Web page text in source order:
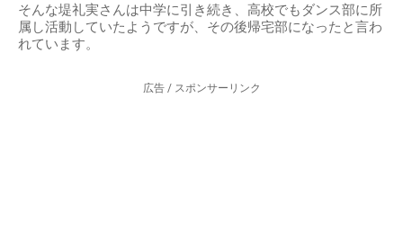
そんな堤礼実さんは中学に引き続き、高校でもダンス部に所
属し活動していたようですが、その後帰宅部になったと言わ
れています。
広告 / スポンサーリンク